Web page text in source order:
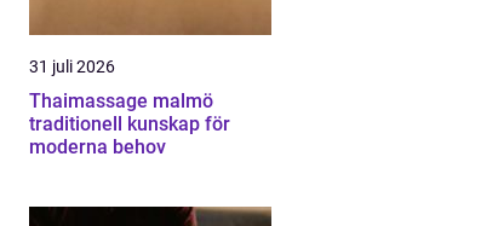
31 juli 2026
Thaimassage malmö
traditionell kunskap för
moderna behov